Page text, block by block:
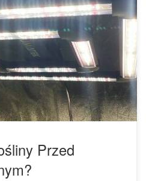
przed stresem cieplnym?
się z własnymi
problemów jest stres
jakie środki można
z powodu nadmiernego
czy uprawiasz konopie w
się […]
Przed